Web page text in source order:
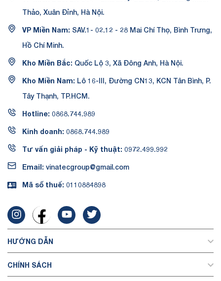
Thảo, Xuân Đỉnh, Hà Nội.
VP Miền Nam: SAV.1- 02.12 - 28 Mai Chí Thọ, Bình Trưng,
Hồ Chí Minh.
Kho Miền Bắc: Quốc Lộ 3, Xã Đông Anh, Hà Nội.
Kho Miền Nam: Lô 16-III, Đường CN13, KCN Tân Bình, P.
Tây Thạnh, TP.HCM.
Hotline: 0868.744.989
Kinh doanh: 0868.744.989
Tư vấn giải pháp - Kỹ thuật: 0972.499.992
Email: vinatecgroup@gmail.com
Mã số thuế: 0110884898
HƯỚNG DẪN
CHÍNH SÁCH